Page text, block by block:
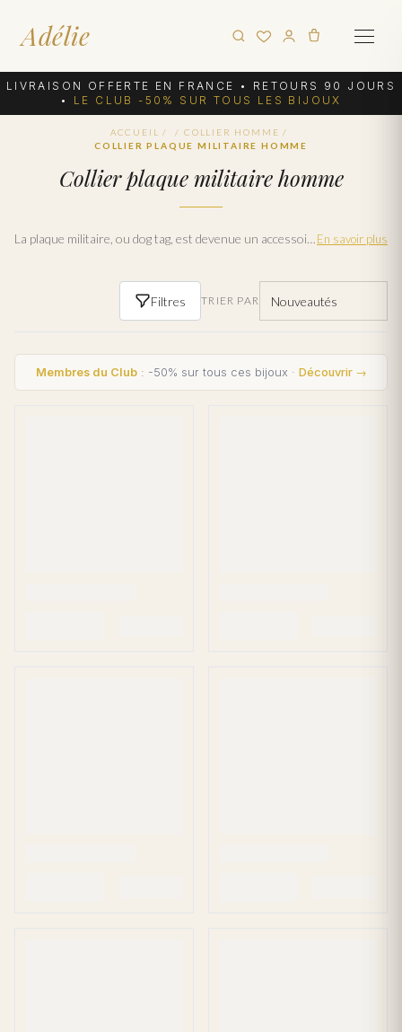
Adélie
LIVRAISON OFFERTE EN FRANCE • RETOURS 90 JOURS
• LE CLUB -50% SUR TOUS LES BIJOUX
ACCUEIL / / COLLIER HOMME /
COLLIER PLAQUE MILITAIRE HOMME
Collier plaque militaire homme
La plaque militaire, ou dog tag, est devenue un accessoire de mode masculin incontournable. Bijoux en Vogue propose des colliers plaque militaire homme en acier, robustes et gravables, pour un style affirmé au quotidien. Portée seule ou superposée, la plaque militaire apporte une touche virile et personnalisée à votre tenue. Nos modèles sont disponibles dès 29 €, avec livraison offerte en France métropolitaine et écrin cadeau. En savoir plus
Filtres TRIER PAR
Membres du Club: -50% sur tous ces bijoux · Découvrir →